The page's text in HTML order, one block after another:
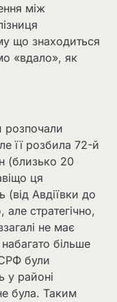
між
що знаходиться
«вдало», як
розпочали
її розбила 72-й
(близько 20
ця
(від Авдіївки до
стратегічно,
не має
більше
були
у районі
була. Таким